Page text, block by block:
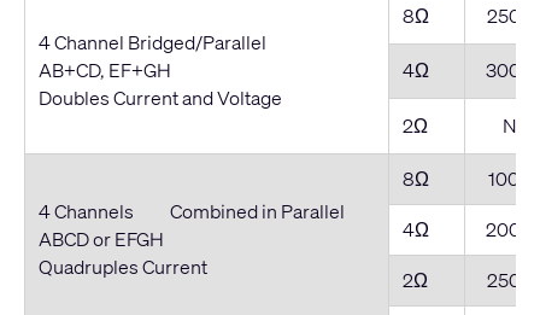
4 Channel Bridged/Parallel
AB+CD, EF+GH
Doubles Current and Voltage
8Ω 2500
4Ω 3000
2Ω NR*
4 Channels Combined in Parallel
ABCD or EFGH
Quadruples Current
8Ω
1000
4Ω
2000
2Ω
2500